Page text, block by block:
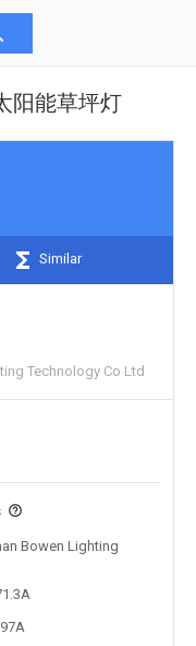
阳能草坪灯
Similar
Technology Co Ltd
Bowen Lighting